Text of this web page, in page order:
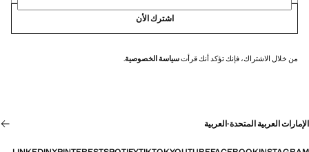
اشترك الأن
من خلال الاشتراك، فإنك تؤكد أنك قرأتسياسة الخصوصية.
الإمارات العربية المتحدة·العربية